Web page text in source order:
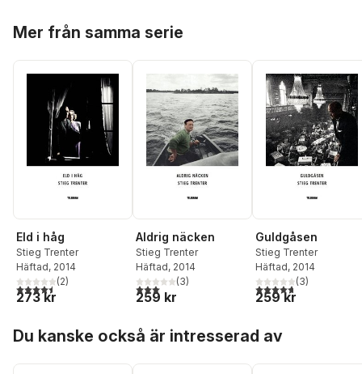
Mer från samma serie
Eld i håg
Stieg Trenter
Häftad, 2014
4,5utav 5 stjärnor. Totalt antal röster:
(2)
273 kr
Aldrig näcken
Stieg Trenter
Häftad, 2014
3,0utav 5 stjärnor. Totalt antal röster:
(3)
259 kr
Guldgåsen
Stieg Trenter
Häftad, 2014
4,7utav 5 stjärnor.
(3)
259 kr
Du kanske också är intresserad av